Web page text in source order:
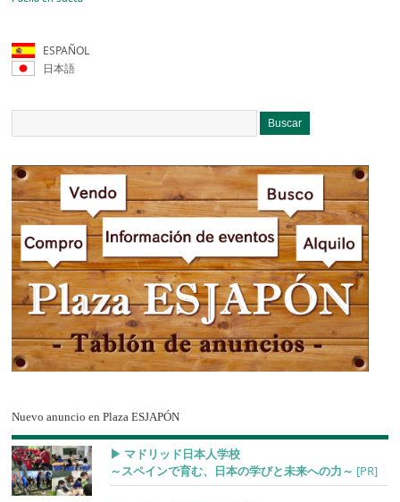
ESPAÑOL
日本語
Nuevo anuncio en Plaza ESJAPÓN
▶︎ マドリッド日本人学校
～スペインで育む、日本の学びと未来への力～ [PR]